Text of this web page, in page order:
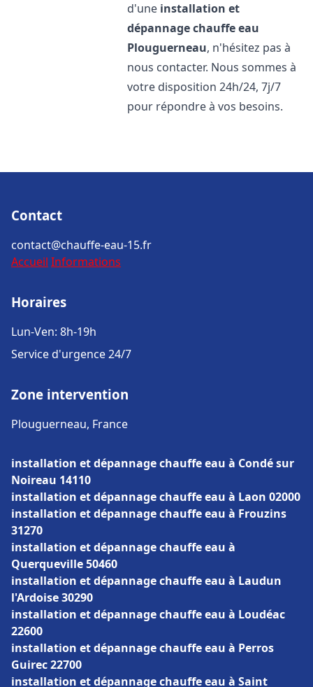
d'une installation et
dépannage chauffe eau
Plouguerneau, n'hésitez pas à
nous contacter. Nous sommes à
votre disposition 24h/24, 7j/7
pour répondre à vos besoins.
Contact
contact@chauffe-eau-15.fr
Accueil Informations
Horaires
Lun-Ven: 8h-19h
Service d'urgence 24/7
Zone intervention
Plouguerneau, France
installation et dépannage chauffe eau à Condé sur
Noireau 14110
installation et dépannage chauffe eau à Laon 02000
installation et dépannage chauffe eau à Frouzins
31270
installation et dépannage chauffe eau à
Querqueville 50460
installation et dépannage chauffe eau à Laudun
l'Ardoise 30290
installation et dépannage chauffe eau à Loudéac
22600
installation et dépannage chauffe eau à Perros
Guirec 22700
installation et dépannage chauffe eau à Saint